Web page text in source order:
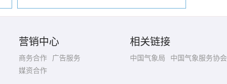
营销中心
商务合作
广告服务
媒资合作
相关链接
中国气象局 中国气象服务协会